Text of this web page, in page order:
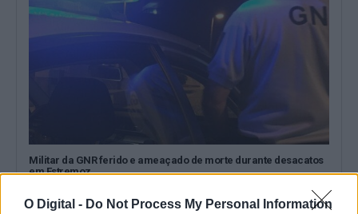
O Digital - Do Not Process My Personal Information
Militar da GNR ferido e ameaçado de morte durante desacatos
em Estremoz
Um militar da Guarda Nacional Republicana sofreu ferimentos
ligeiros durante os desacatos registados ao...